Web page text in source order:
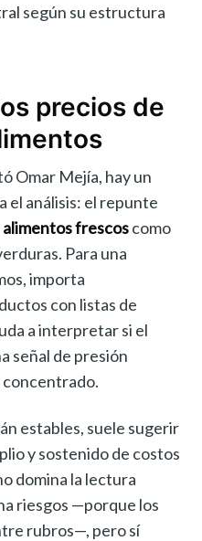
según su estructura
precios de
Omar Mejía, hay un
el análisis: el repunte
alimentos frescoscomo
Para una
importa
con listas de
a interpretar si el
señal de presión
concentrado.
estables, suele sugerir
y sostenido de costos
domina la lectura
riesgos —porque los
rubros—, pero sí